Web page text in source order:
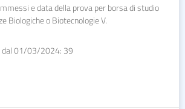
e data della prova per borsa di studio
Biologiche o Biotecnologie V.
dal 01/03/2024: 39